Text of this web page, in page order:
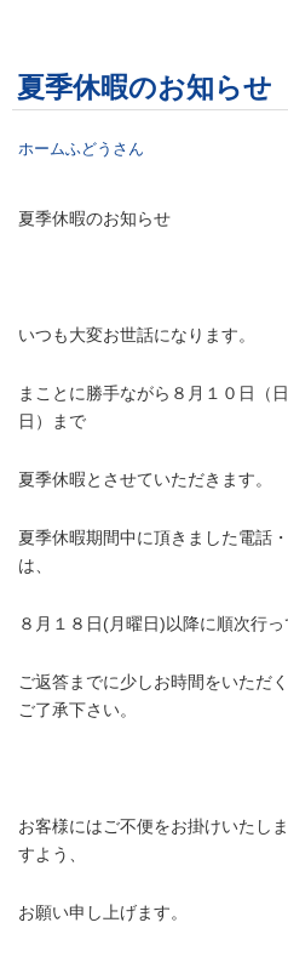
夏季休暇のお知らせ
ホームふどうさん
夏季休暇のお知らせ
いつも大変お世話になります。
まことに勝手ながら ８月１０日（
日）
まで
夏季休暇とさせていただきます。
夏季休暇期間中に頂きました電話
は、
８月１８日(月曜日)以降に順次行っ
ご返答までに少しお時間をいただ
ご了承下さい。
お客様にはご不便をお掛けいたし
すよう、
お願い申し上げます。